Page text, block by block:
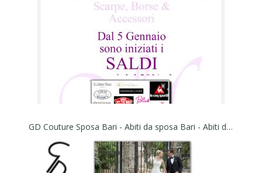
GD Couture Sposa Bari - Abiti da sposa Bari - Abiti da cerimonia Bari - Atelier sposa, showroom spose Bari